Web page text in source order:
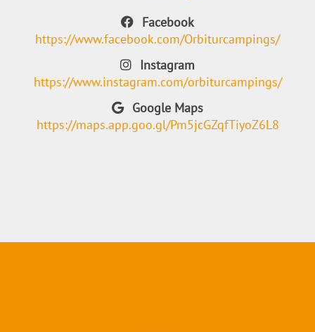
Facebook
https://www.facebook.com/Orbiturcampings/
Instagram
https://www.instagram.com/orbiturcampings/
Google Maps
https://maps.app.goo.gl/Pm5jcGZqfTiyoZ6L8